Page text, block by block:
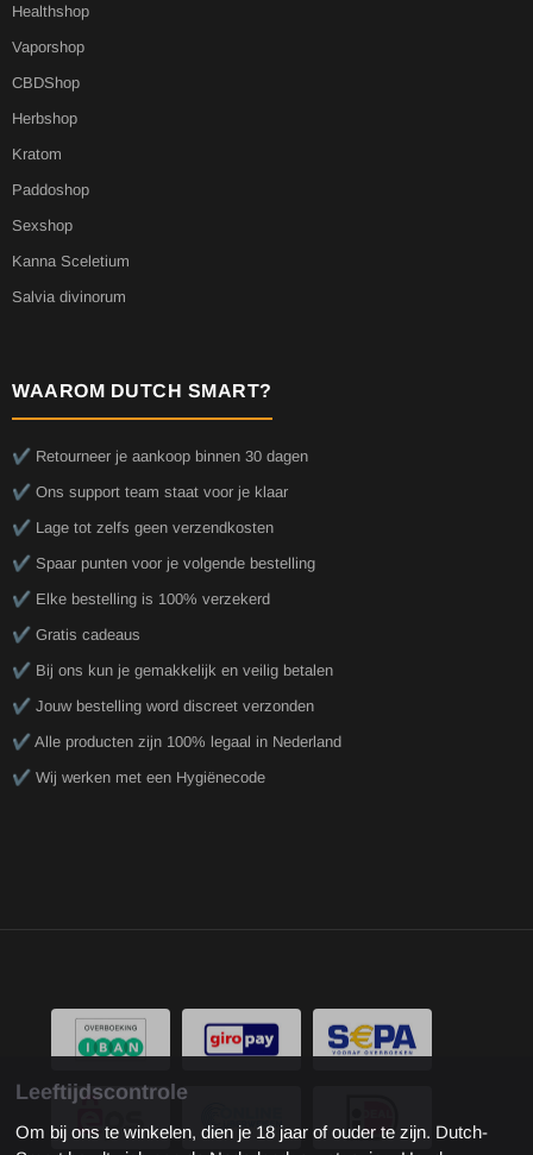
Healthshop
Vaporshop
CBDShop
Herbshop
Kratom
Paddoshop
Sexshop
Kanna Sceletium
Salvia divinorum
WAAROM DUTCH SMART?
✔️ Retourneer je aankoop binnen 30 dagen
✔️ Ons support team staat voor je klaar
✔️ Lage tot zelfs geen verzendkosten
✔️ Spaar punten voor je volgende bestelling
✔️ Elke bestelling is 100% verzekerd
✔️ Gratis cadeaus
✔️ Bij ons kun je gemakkelijk en veilig betalen
✔️ Jouw bestelling word discreet verzonden
✔️ Alle producten zijn 100% legaal in Nederland
✔️ Wij werken met een Hygiënecode
Leeftijdscontrole
Om bij ons te winkelen, dien je 18 jaar of ouder te zijn. Dutch-